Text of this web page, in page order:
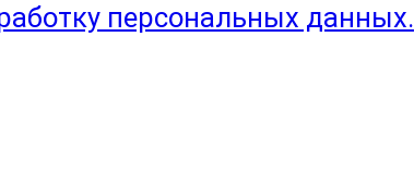
персональных данных.